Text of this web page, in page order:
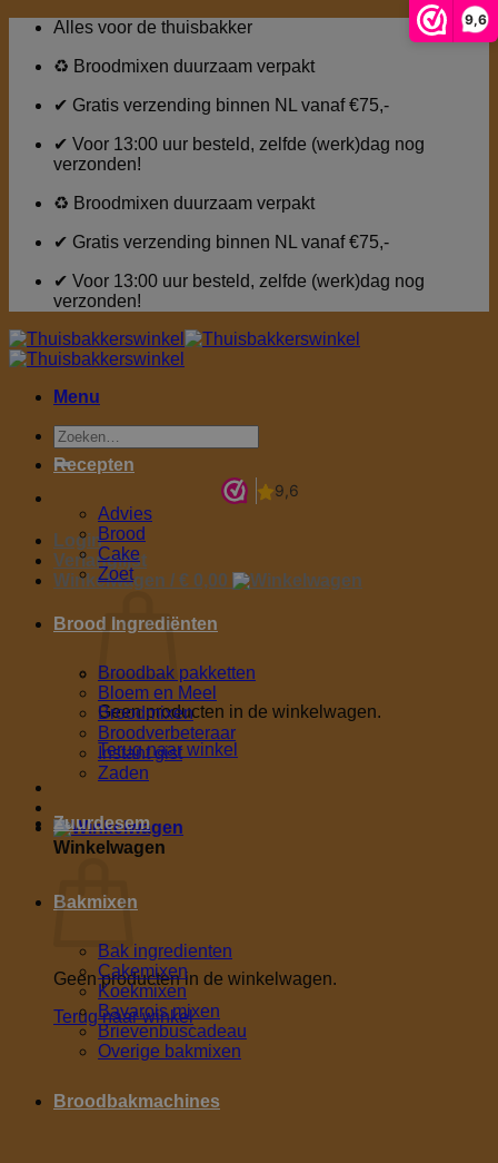
9,6
inhoud
Alles voor de thuisbakker
♻ Broodmixen duurzaam verpakt
✔ Gratis verzending binnen NL vanaf €75,-
✔ Voor 13:00 uur besteld, zelfde (werk)dag nog
verzonden!
♻ Broodmixen duurzaam verpakt
✔ Gratis verzending binnen NL vanaf €75,-
✔ Voor 13:00 uur besteld, zelfde (werk)dag nog
verzonden!
Menu
Zoeken
naar:
Login
Verlanglijst
Winkelwagen / € 0,00
Geen producten in de winkelwagen.
Terug naar winkel
Winkelwagen
Geen producten in de winkelwagen.
Terug naar winkel
Recepten
Advies
Brood
Cake
Zoet
Brood Ingrediënten
Broodbak pakketten
Bloem en Meel
Broodmixen
Broodverbeteraar
Instant gist
Zaden
Zuurdesem
Bakmixen
Bak ingredienten
Cakemixen
Koekmixen
Bavarois mixen
Brievenbuscadeau
Overige bakmixen
Broodbakmachines